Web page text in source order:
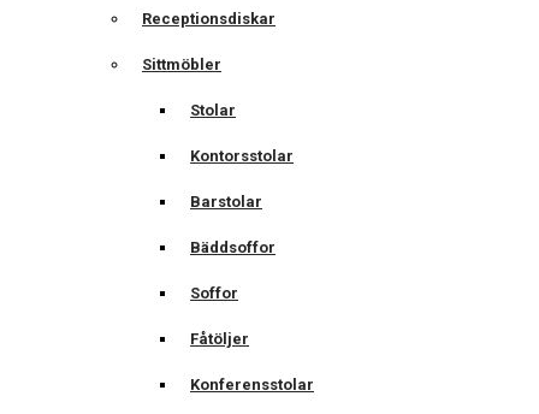
Receptionsdiskar
Sittmöbler
Stolar
Kontorsstolar
Barstolar
Bäddsoffor
Soffor
Fåtöljer
Konferensstolar